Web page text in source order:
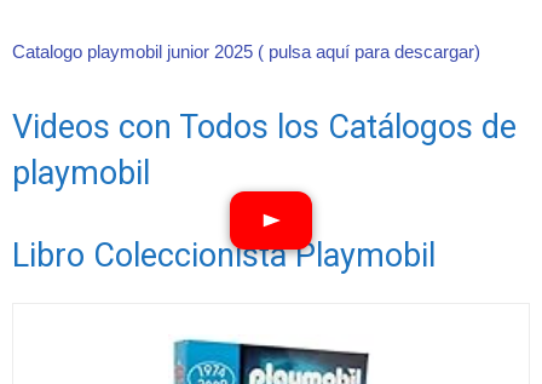
Catalogo playmobil junior 2025 ( pulsa aquí para descargar)
Videos con Todos los Catálogos de
playmobil
Libro Coleccionista Playmobil